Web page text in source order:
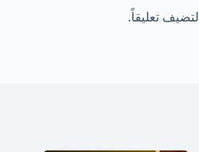
لتضيف تعليقاً.